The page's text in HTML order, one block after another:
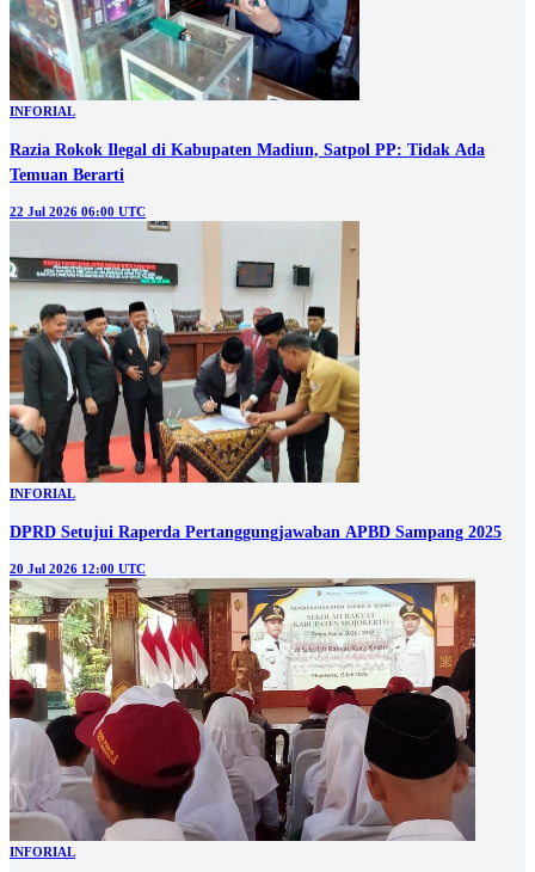
INFORIAL
Razia Rokok Ilegal di Kabupaten Madiun, Satpol PP: Tidak Ada
Temuan Berarti
22 Jul 2026 06:00 UTC
INFORIAL
DPRD Setujui Raperda Pertanggungjawaban APBD Sampang 2025
20 Jul 2026 12:00 UTC
INFORIAL